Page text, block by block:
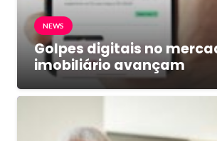
NEWS
Golpes digitais no
imobiliário avançam